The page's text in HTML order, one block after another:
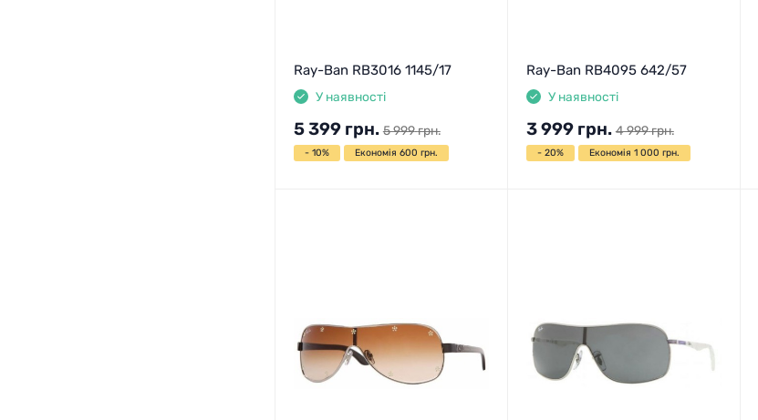
Ray-Ban RB3016 1145/17
У наявності
5 399 грн. 5 999грн.
- 10% Економія 600 грн.
Ray-Ban RB4095 642/57
У наявності
3 999 грн. 4 999грн.
- 20% Економія 1 000 грн.